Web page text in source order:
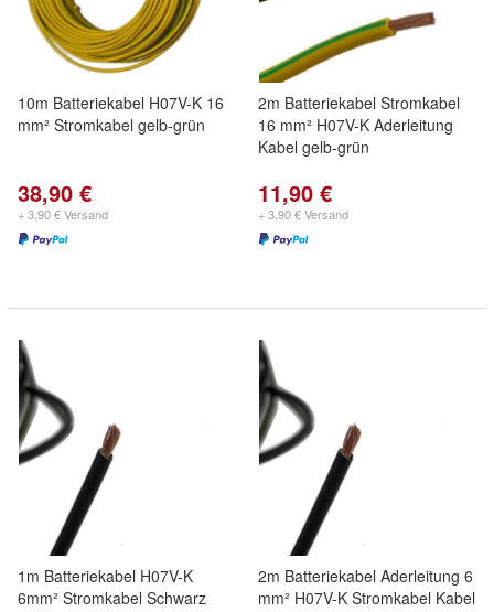
10m Batteriekabel H07V-K 16
mm² Stromkabel gelb-grün
38,90 €
+ 3,90 € Versand
2m Batteriekabel Stromkabel
16 mm² H07V-K Aderleitung
Kabel gelb-grün
11,90 €
+ 3,90 € Versand
1m Batteriekabel H07V-K
6mm² Stromkabel Schwarz
2m Batteriekabel Aderleitung 6
mm² H07V-K Stromkabel Kabel